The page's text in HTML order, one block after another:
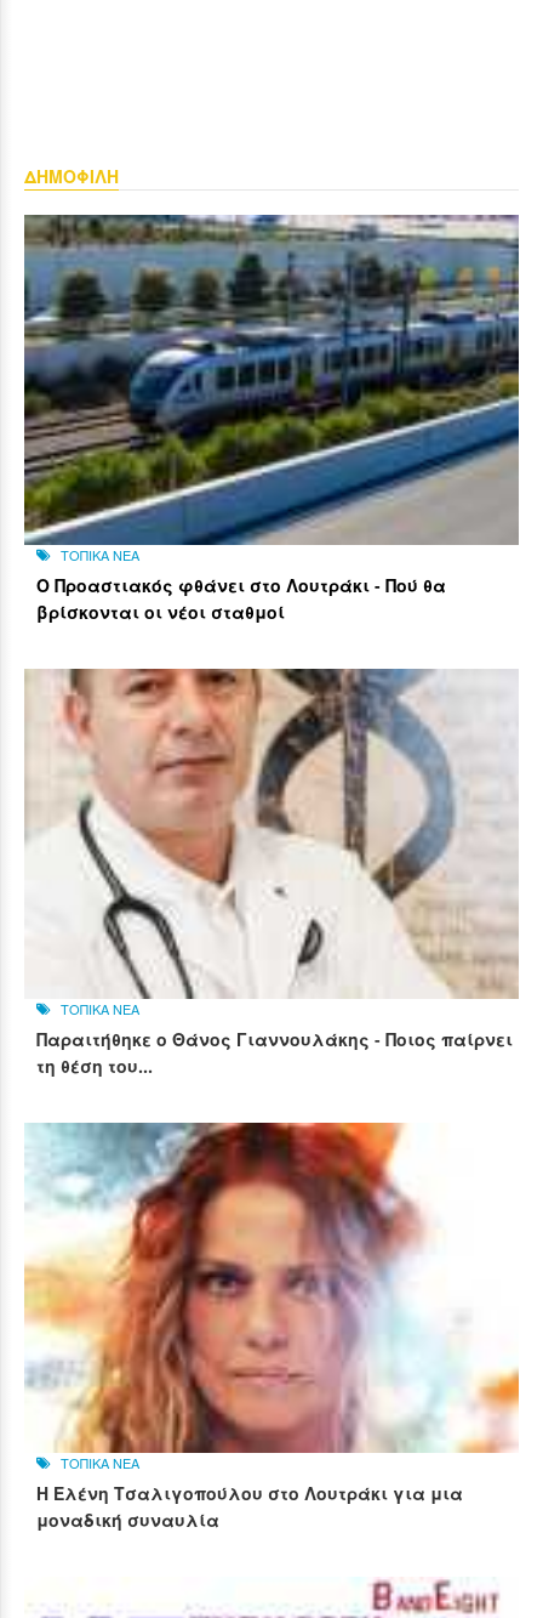
ΔΗΜΟΦΙΛΗ
ΤΟΠΙΚΑ ΝΕΑ
Ο Προαστιακός φθάνει στο Λουτράκι - Πού θα
βρίσκονται οι νέοι σταθμοί
ΤΟΠΙΚΑ ΝΕΑ
Παραιτήθηκε ο Θάνος Γιαννουλάκης - Ποιος παίρνει
τη θέση του...
ΤΟΠΙΚΑ ΝΕΑ
Η Ελένη Τσαλιγοπούλου στο Λουτράκι για μια
μοναδική συναυλία